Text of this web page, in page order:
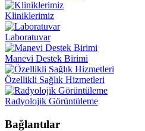
Kliniklerimiz
Laboratuvar
Manevi Destek Birimi
Özellikli Sağlık Hizmetleri
Radyolojik Görüntüleme
Bağlantılar